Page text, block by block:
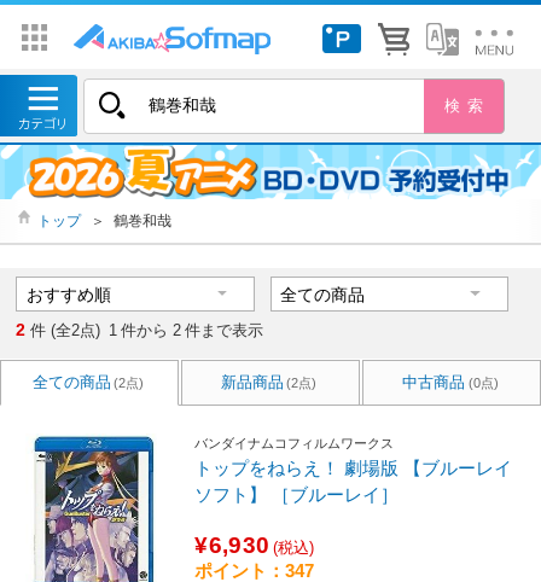
トップ ＞ 鶴巻和哉
2 件 (全2点) 1 件から 2 件まで表示
全ての商品 (2点) 新品商品 (2点) 中古商品 (0点)
バンダイナムコフィルムワークス
トップをねらえ！ 劇場版 【ブルーレイ
ソフト】 ［ブルーレイ］
¥6,930 (税込)
ポイント：347